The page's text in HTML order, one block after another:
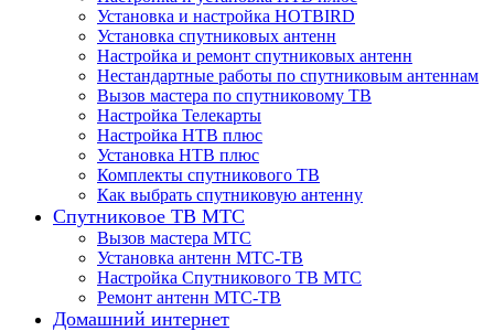
Установка и настройка HOTBIRD
Установка спутниковых антенн
Настройка и ремонт спутниковых антенн
Нестандартные работы по спутниковым антеннам
Вызов мастера по спутниковому ТВ
Настройка Телекарты
Настройка НТВ плюс
Установка НТВ плюс
Комплекты спутникового ТВ
Как выбрать спутниковую антенну
Спутниковое ТВ МТС
Вызов мастера МТС
Установка антенн МТС-ТВ
Настройка Спутникового ТВ МТС
Ремонт антенн МТС-ТВ
Домашний интернет